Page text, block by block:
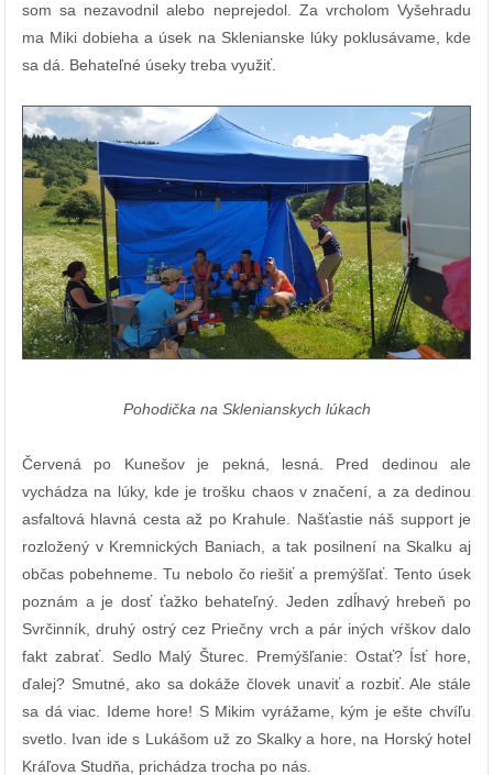
som sa nezavodnil alebo neprejedol. Za vrcholom Vyšehradu
ma Miki dobieha a úsek na Sklenianske lúky poklusávame, kde
sa dá. Behateľné úseky treba využiť.
Pohodička na Sklenianskych lúkach
Červená po Kunešov je pekná, lesná. Pred dedinou ale
vychádza na lúky, kde je trošku chaos v značení, a za dedinou
asfaltová hlavná cesta až po Krahule. Našťastie náš support je
rozložený v Kremnických Baniach, a tak posilnení na Skalku aj
občas pobehneme. Tu nebolo čo riešiť a premýšľať. Tento úsek
poznám a je dosť ťažko behateľný. Jeden zdĺhavý hrebeň po
Svrčinník, druhý ostrý cez Priečny vrch a pár iných vŕškov dalo
fakt zabrať. Sedlo Malý Šturec. Premýšľanie: Ostať? Ísť hore,
ďalej? Smutné, ako sa dokáže človek unaviť a rozbiť. Ale stále
sa dá viac. Ideme hore! S Mikim vyrážame, kým je ešte chvíľu
svetlo. Ivan ide s Lukášom už zo Skalky a hore, na Horský hotel
Kráľova Studňa, prichádza trocha po nás.